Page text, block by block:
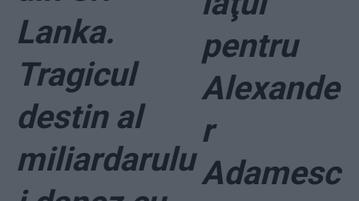
Lanka.
Tragicul
destin al
miliardarulu
pentru
Alexande
r
Adamesc